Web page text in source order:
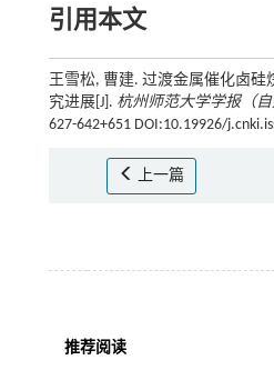
引用本文
王雪松, 曹建. 过渡金属催化卤
究进展[J]. 杭州师范大学学报（自
627-642+651 DOI:10.19926/
上一篇